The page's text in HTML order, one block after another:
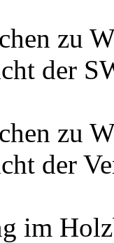
zu
der
zu
der
im